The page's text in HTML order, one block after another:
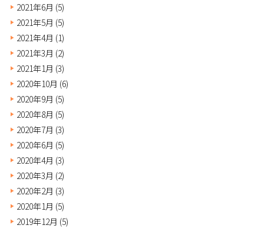
2021年6月 (5)
2021年5月 (5)
2021年4月 (1)
2021年3月 (2)
2021年1月 (3)
2020年10月 (6)
2020年9月 (5)
2020年8月 (5)
2020年7月 (3)
2020年6月 (5)
2020年4月 (3)
2020年3月 (2)
2020年2月 (3)
2020年1月 (5)
2019年12月 (5)